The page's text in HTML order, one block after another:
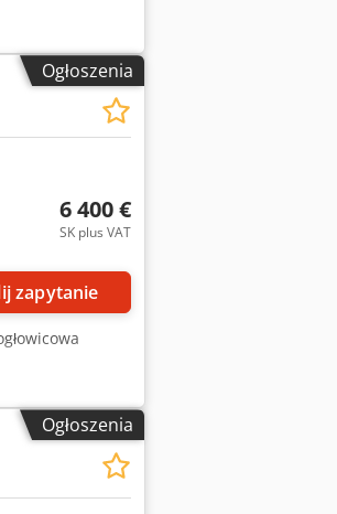
Ogłoszenia
6 400 €
SK plus VAT
zapytanie
Ogłoszenia